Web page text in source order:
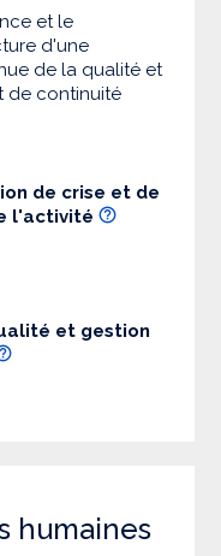
et le
d'une
de la qualité et
de continuité
de crise et de
l'activité
et gestion
humaines